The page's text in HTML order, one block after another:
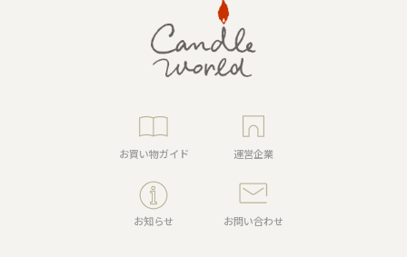
お買い物ガイド 運営企業
お知らせ お問い合わせ